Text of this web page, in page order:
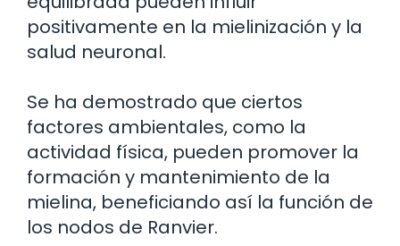
positivamente en la mielinización y la
salud neuronal.
Se ha demostrado que ciertos
factores ambientales, como la
actividad física, pueden promover la
formación y mantenimiento de la
mielina, beneficiando así la función de
los nodos de Ranvier.